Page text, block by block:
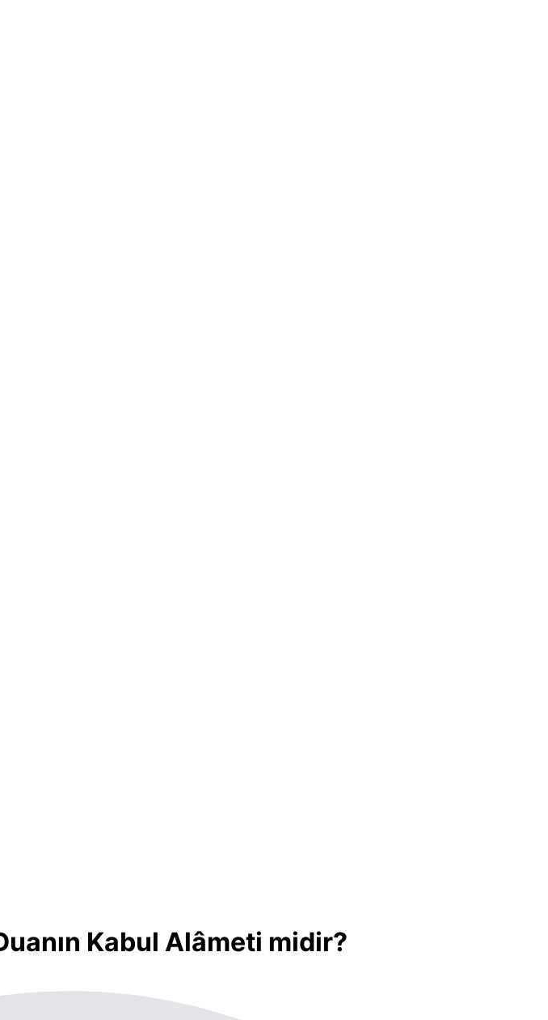
Kabul Alâmeti midir?